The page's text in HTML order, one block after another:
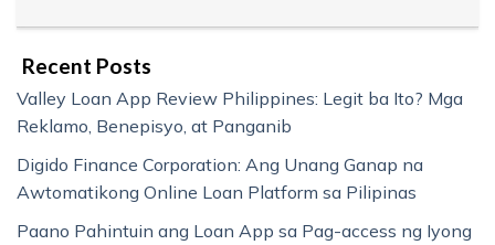
Recent Posts
Valley Loan App Review Philippines: Legit ba Ito? Mga
Reklamo, Benepisyo, at Panganib
Digido Finance Corporation: Ang Unang Ganap na
Awtomatikong Online Loan Platform sa Pilipinas
Paano Pahintuin ang Loan App sa Pag-access ng Iyong